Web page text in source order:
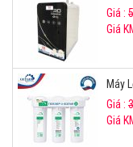
Giá :
Giá
Máy
Giá :
Giá